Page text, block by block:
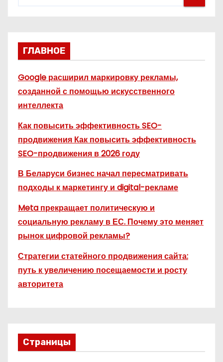
ГЛАВНОЕ
Google расширил маркировку рекламы,
созданной с помощью искусственного
интеллекта
Как повысить эффективность SEO-
продвижения Как повысить эффективность
SEO-продвижения в 2026 году
В Беларуси бизнес начал пересматривать
подходы к маркетингу и digital-рекламе
Meta прекращает политическую и
социальную рекламу в ЕС. Почему это меняет
рынок цифровой рекламы?
Стратегии статейного продвижения сайта:
путь к увеличению посещаемости и росту
авторитета
Страницы